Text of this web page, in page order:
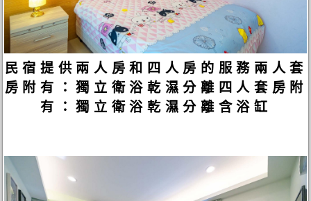
民宿提供兩人房和四人房的服務兩人套
房附有：獨立衛浴乾濕分離四人套房附
有：獨立衛浴乾濕分離含浴缸